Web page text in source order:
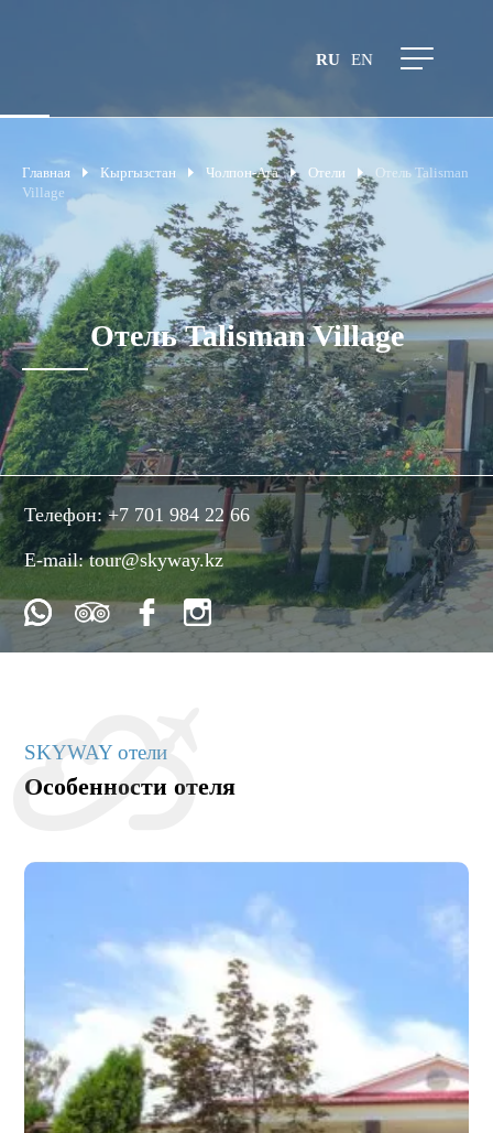
RU EN
Главная Кыргызстан Чолпон-Ата Отели
Отель Talisman
Village
Отель Talisman Village
Телефон:+7 701 984 22 66
E-mail:tour@skyway.kz
SKYWAY отели
Особенности отеля